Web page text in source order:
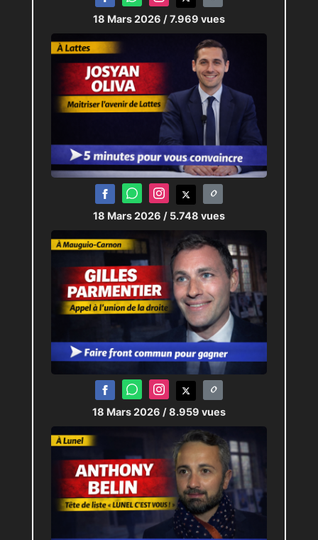
18 Mars 2026 / 7.969 vues
18 Mars 2026 / 5.748 vues
18 Mars 2026 / 8.959 vues